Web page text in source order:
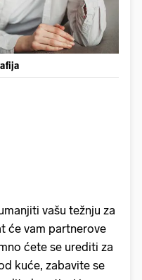
vašu težnju za
će vam partnerove
ćete se urediti za
kuće, zabavite se